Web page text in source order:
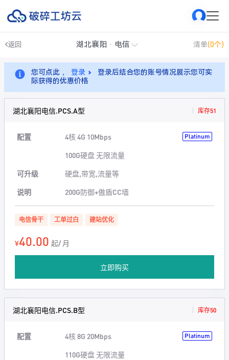
返回 湖北襄阳 · 电信 清单(0个)
您可点此 ， 登录
登录后结合您的账号情况展示您可实
际获得的优惠价格
湖北襄阳电信.PCS.A型 库存51
配置 4核 4G 10Mbps Platinum
100G硬盘 无限流量
可升级
硬盘,带宽,流量等
说明
200G防御+傲盾CC墙
电信骨干 工单过白 建站优化
¥40.00 起/ 月
立即购买
湖北襄阳电信.PCS.B型 库存50
配置 4核 8G 20Mbps Platinum
110G硬盘 无限流量